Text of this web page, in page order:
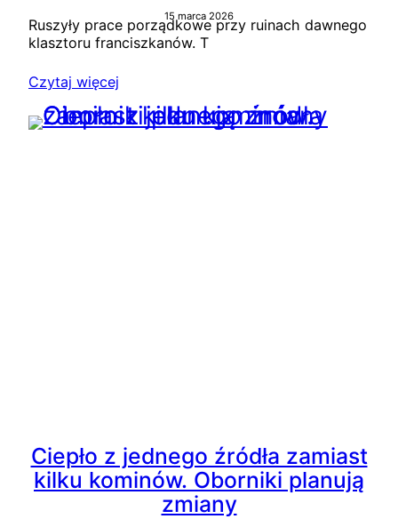
15 marca 2026
Ruszyły prace porządkowe przy ruinach dawnego
klasztoru franciszkanów. T
Czytaj więcej
Ciepło z jednego źródła zamiast
kilku kominów. Oborniki planują
zmiany